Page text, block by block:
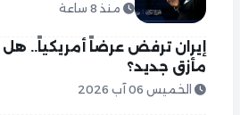
منذ 8 ساعة
إيران ترفض عرضاً أمريكياً..
مأزق جديد؟
الخميس 06 آب 2026